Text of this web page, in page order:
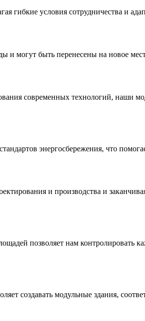
гибкие условия сотрудничества и
и могут быть перенесены на новое
современных технологий, наши
энергосбережения, что
и производства и
позволяет нам контролировать
создавать модульные здания,